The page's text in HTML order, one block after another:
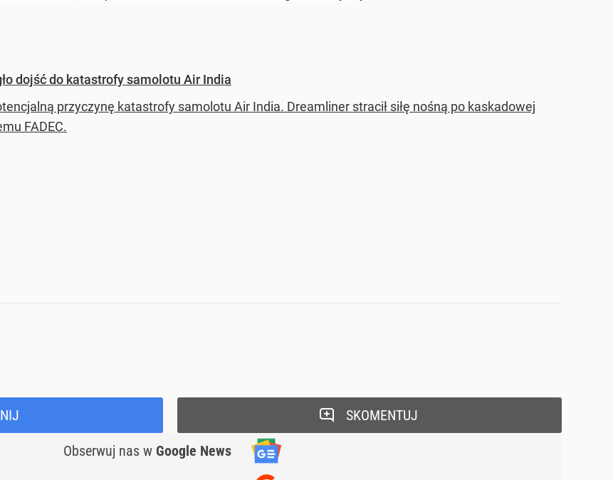
dojść do katastrofy samolotu Air India
przyczynę katastrofy samolotu Air India. Dreamliner stracił siłę nośną po kaskadowej
FADEC.
Obserwuj nas w Google News
SKOMENTUJ